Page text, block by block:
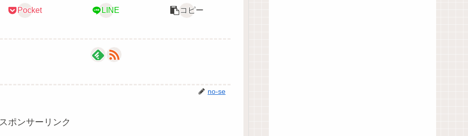
Pocket LINE コピー
no-se
スポンサーリンク